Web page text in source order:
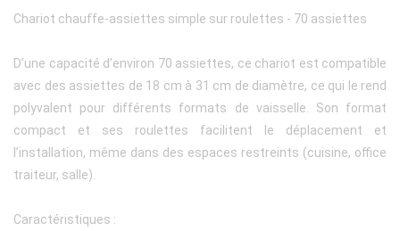
Chariot chauffe-assiettes simple sur roulettes - 70 assiettes
D’une capacité d’environ 70 assiettes, ce chariot est compatible
avec des assiettes de 18 cm à 31 cm de diamètre, ce qui le rend
polyvalent pour différents formats de vaisselle. Son format
compact et ses roulettes facilitent le déplacement et
l’installation, même dans des espaces restreints (cuisine, office
traiteur, salle).
Caractéristiques :